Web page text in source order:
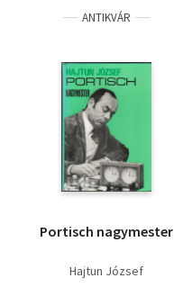
Tankönyv, segédkönyv
Társadalomtudomány
Természettudomány
Történelem
ANTIKVÁR
Portisch nagymester
Hajtun József